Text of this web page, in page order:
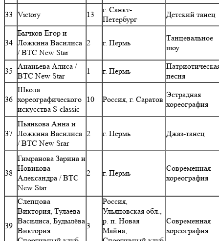
33 Victory 13
г. Санкт-
Петербург
Детский танец
34
Бычков Егор и
Ложкина Василиса
/ ВТС New Star
2 г. Пермь
Танцевальное
шоу
35
Ананьева Алиса /
ВТС New Star
1 г. Пермь
песня
36
Школа
хореографического
искусства S-classic
10 Россия, г. Саратов
Эстрадная
хореография
37
Пьянкова Анна и
Ложкина Василиса
/ ВТС New Srar
2 г. Пермь Джаз-танец
38
Гимранова Зарина и
Новикова
Александра / ВТС
New Star
2 г. Пермь
Современная
хореография
39
Слепцова
Виктория, Тулаева
Василиса, Будылёва
Виктория —
3
Россия,
Ульяновская обл.,
р. п. Новая
Майна,
Современная
хореография